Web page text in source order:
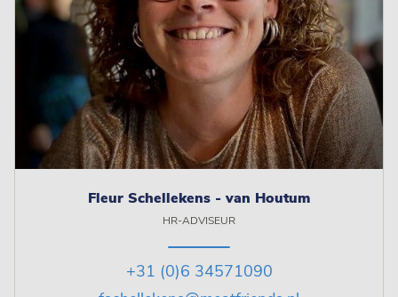
Fleur Schellekens - van Houtum
HR-ADVISEUR
+31 (0)6 34571090